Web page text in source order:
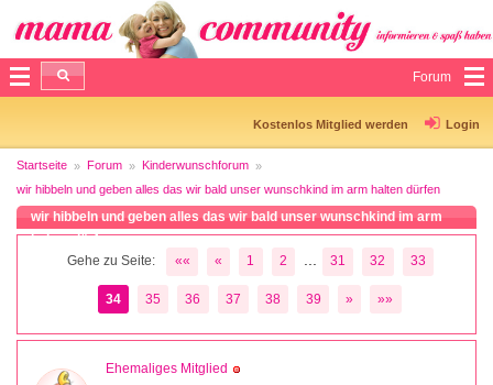
Forum
Kostenlos Mitglied werden Login
Startseite Forum
Kinderwunschforum
wir hibbeln und geben alles das wir bald unser wunschkind im arm halten dürfen
wir hibbeln und geben alles das wir bald unser wunschkind im arm
halten dürfen
Gehe zu Seite:
«« « 1 2 31 32 33
34 35 36 37 38 39 » »»
Ehemaliges Mitglied